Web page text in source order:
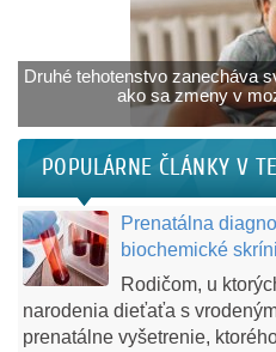
Druhé tehotenstvo zanecháva
ako sa zmeny v
POPULÁRNE ČLÁNKY V
Prenatálna
biochemické
Rodičom, u
narodenia dieťaťa s
prenatálne vyšetrenie,